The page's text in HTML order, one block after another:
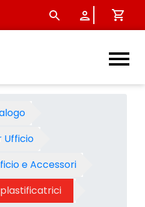
capture Uni
Ufficio
e Accessori